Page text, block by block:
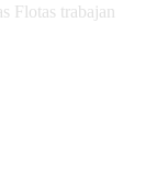
Flotas trabajan